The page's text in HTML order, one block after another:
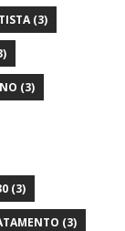
(3)
(3)
(3)
(3)